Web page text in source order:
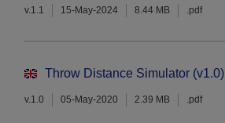
v.1.1 15-May-2024 8.44 MB .pdf
Throw Distance Simulator (v1.0)
v.1.0 05-May-2020 2.39 MB .pdf